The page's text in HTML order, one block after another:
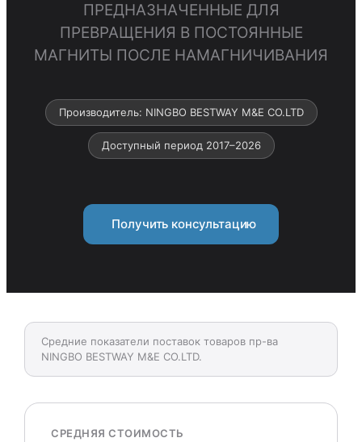
ПРЕДНАЗНАЧЕННЫЕ ДЛЯ
ПРЕВРАЩЕНИЯ В ПОСТОЯННЫЕ
МАГНИТЫ ПОСЛЕ НАМАГНИЧИВАНИЯ
Производитель: NINGBO BESTWAY M&E CO.LTD
Доступный период 2017–2026
Получить консультацию
Средние показатели поставок товаров пр-ва
NINGBO BESTWAY M&E CO.LTD.
СРЕДНЯЯ СТОИМОСТЬ